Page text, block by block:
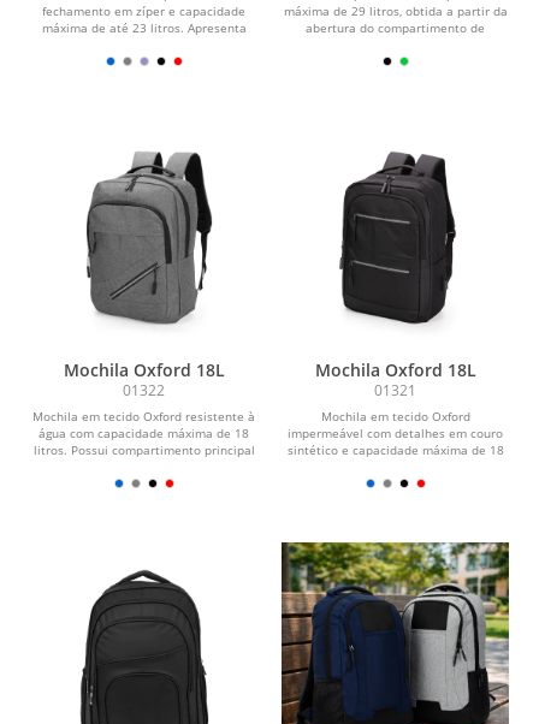
fechamento em zíper e capacidade
máxima de até 23 litros. Apresenta
máxima de 29 litros, obtida a partir da
abertura do compartimento de
Mochila Oxford 18L
01322
Mochila em tecido Oxford resistente à
água com capacidade máxima de 18
litros. Possui compartimento principal
Mochila Oxford 18L
01321
Mochila em tecido Oxford
impermeável com detalhes em couro
sintético e capacidade máxima de 18